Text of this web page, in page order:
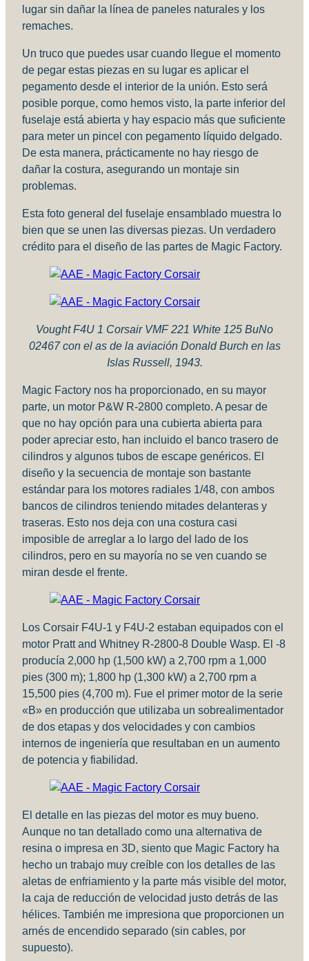
lugar sin dañar la línea de paneles naturales y los
remaches.
Un truco que puedes usar cuando llegue el momento
de pegar estas piezas en su lugar es aplicar el
pegamento desde el interior de la unión. Esto será
posible porque, como hemos visto, la parte inferior del
fuselaje está abierta y hay espacio más que suficiente
para meter un pincel con pegamento líquido delgado.
De esta manera, prácticamente no hay riesgo de
dañar la costura, asegurando un montaje sin
problemas.
Esta foto general del fuselaje ensamblado muestra lo
bien que se unen las diversas piezas. Un verdadero
crédito para el diseño de las partes de Magic Factory.
Vought F4U 1 Corsair VMF 221 White 125 BuNo
02467 con el as de la aviación Donald Burch en las
Islas Russell, 1943.
Magic Factory nos ha proporcionado, en su mayor
parte, un motor P&W R-2800 completo. A pesar de
que no hay opción para una cubierta abierta para
poder apreciar esto, han incluido el banco trasero de
cilindros y algunos tubos de escape genéricos. El
diseño y la secuencia de montaje son bastante
estándar para los motores radiales 1/48, con ambos
bancos de cilindros teniendo mitades delanteras y
traseras. Esto nos deja con una costura casi
imposible de arreglar a lo largo del lado de los
cilindros, pero en su mayoría no se ven cuando se
miran desde el frente.
Los Corsair F4U-1 y F4U-2 estaban equipados con el
motor Pratt and Whitney R-2800-8 Double Wasp. El -8
producía 2,000 hp (1,500 kW) a 2,700 rpm a 1,000
pies (300 m); 1,800 hp (1,300 kW) a 2,700 rpm a
15,500 pies (4,700 m). Fue el primer motor de la serie
«B» en producción que utilizaba un sobrealimentador
de dos etapas y dos velocidades y con cambios
internos de ingeniería que resultaban en un aumento
de potencia y fiabilidad.
El detalle en las piezas del motor es muy bueno.
Aunque no tan detallado como una alternativa de
resina o impresa en 3D, siento que Magic Factory ha
hecho un trabajo muy creíble con los detalles de las
aletas de enfriamiento y la parte más visible del motor,
la caja de reducción de velocidad justo detrás de las
hélices. También me impresiona que proporcionen un
arnés de encendido separado (sin cables, por
supuesto).